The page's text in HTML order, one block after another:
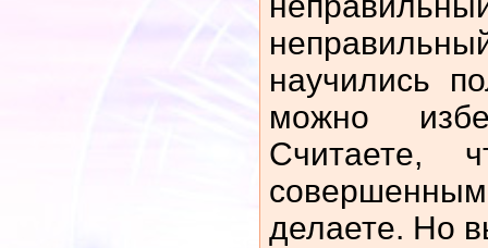
научились
можно
Считаете,
делаете. Но